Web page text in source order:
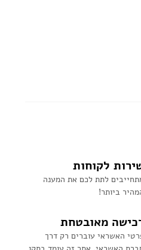
לקוחות
לתת לכם את המענה
ביותר!
מאובטחת
האשראי עוברים רק דרך